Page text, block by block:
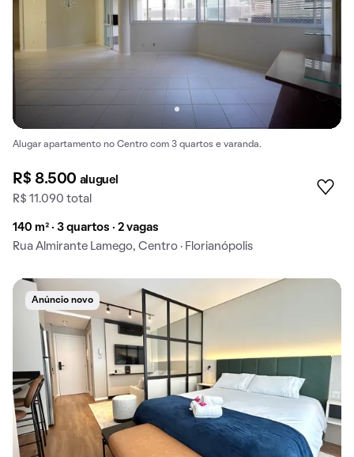
Alugar apartamento no Centro com 3 quartos e varanda.
R$ 8.500 aluguel
R$ 11.090 total
140 m² · 3 quartos · 2 vagas
Rua Almirante Lamego, Centro · Florianópolis
Anúncio novo